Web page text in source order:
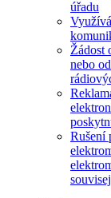
úřadu
Žádost
nebo
Rušení